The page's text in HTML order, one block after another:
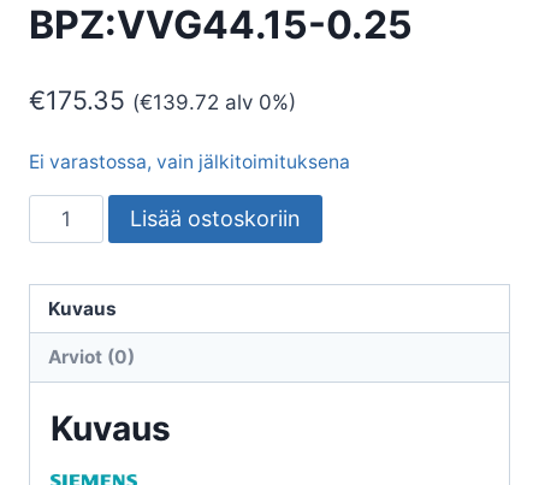
BPZ:VVG44.15-0.25
€175.35 (€139.72 alv 0%)
Ei varastossa, vain jälkitoimituksena
SIEMENS
-
0.25
Kaksitieventtiil
0.25
määrä
Lisää ostoskoriin
Kuvaus
Arviot (0)
Kuvaus